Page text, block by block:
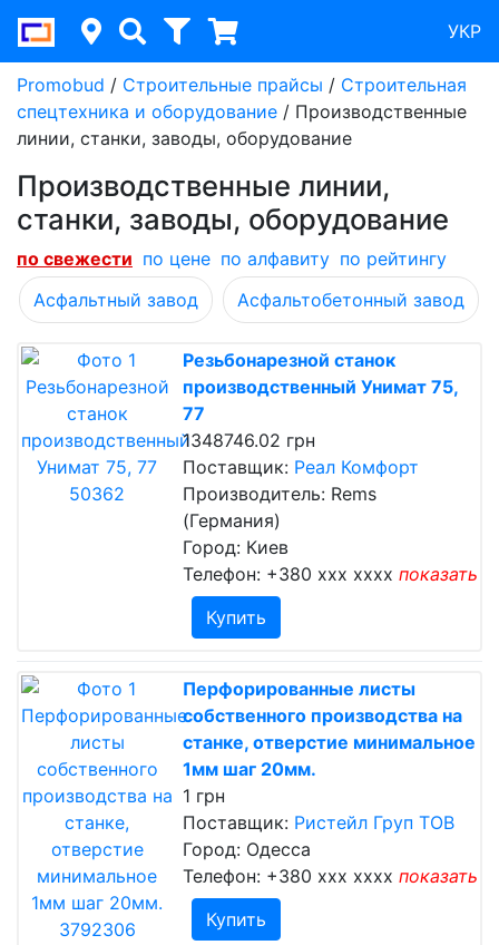
УКР
Promobud / Строительные прайсы / Строительная
спецтехника и оборудование / Производственные
линии, станки, заводы, оборудование
Производственные линии,
станки, заводы, оборудование
по cвежести по цене по алфавиту по рейтингу
Асфальтный завод
Асфальтобетонный завод
Резьбонарезной станок
производственный Унимат 75,
77
1348746.02 грн
Поставщик: Реал Комфорт
Производитель: Rems
(Германия)
Город: Киев
Телефон: +380 xxx xxxx показать
Купить
Перфорированные листы
собственного производства на
станке, отверстие минимальное
1мм шаг 20мм.
1 грн
Поставщик: Ристейл Груп ТОВ
Город: Одесса
Телефон: +380 xxx xxxx показать
Купить